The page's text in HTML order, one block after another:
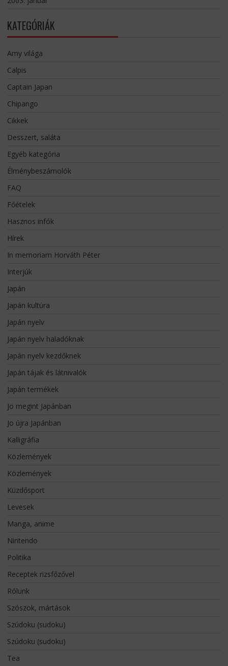
KATEGÓRIÁK
Amy világa
Calpis
Captain Japan
Chipango
Cikkek
Desszert, saláta
Egyéb kategória
Élménybeszámolók
FAQ
Főételek
Hasznos infók
Hírek
In memoriam Horváth Péter
Interjúk
Japán
Japán kultúra
Japán nyelv
Japán nyelv haladóknak
Japán nyelv kezdőknek
Japán tájak és látnivalók
Japán termékek
Jo megint Japánban
Jo újra Japánban
Kalligráfia
Közlemények
Közlemények
Küzdősport
Levesek
Manga, anime
Nintendo
Politika
Receptek rizsfőzővel
Rólunk
Szószok, mártások
Szúdoku (sudoku)
Szúdoku (sudoku)
Tea